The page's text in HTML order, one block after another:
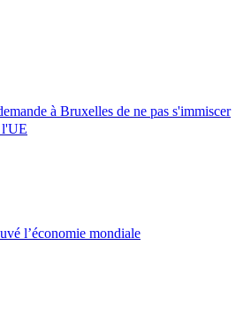
à Bruxelles de ne pas s'immiscer
l'UE
l’économie mondiale